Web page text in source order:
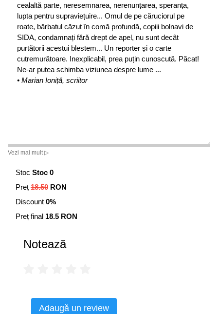
cealaltă parte, neresemnarea, nerenunțarea, speranța,
lupta pentru supraviețuire... Omul de pe căruciorul pe
roate, bărbatul căzut în comă profundă, copiii bolnavi de
SIDA, condamnați fără drept de apel, nu sunt decât
purtătorii acestui blestem... Un reporter și o carte
cutremurătoare. Inexplicabil, prea puțin cunoscută. Păcat!
Ne-ar putea schimba viziunea despre lume ...
• Marian Ioniță, scriitor
Vezi mai mult ▷
Stoc Stoc 0
Preț 18.50 RON
Discount 0%
Preț final 18.5 RON
Notează
Adaugă un review